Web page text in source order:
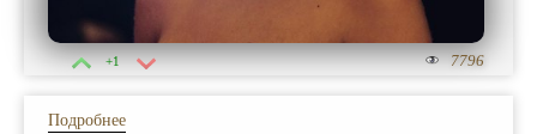
7796
+1
Подробнее